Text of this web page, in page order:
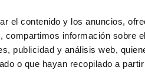
el contenido y los anuncios,
información sobre
publicidad y análisis web,
o que hayan recopilado a